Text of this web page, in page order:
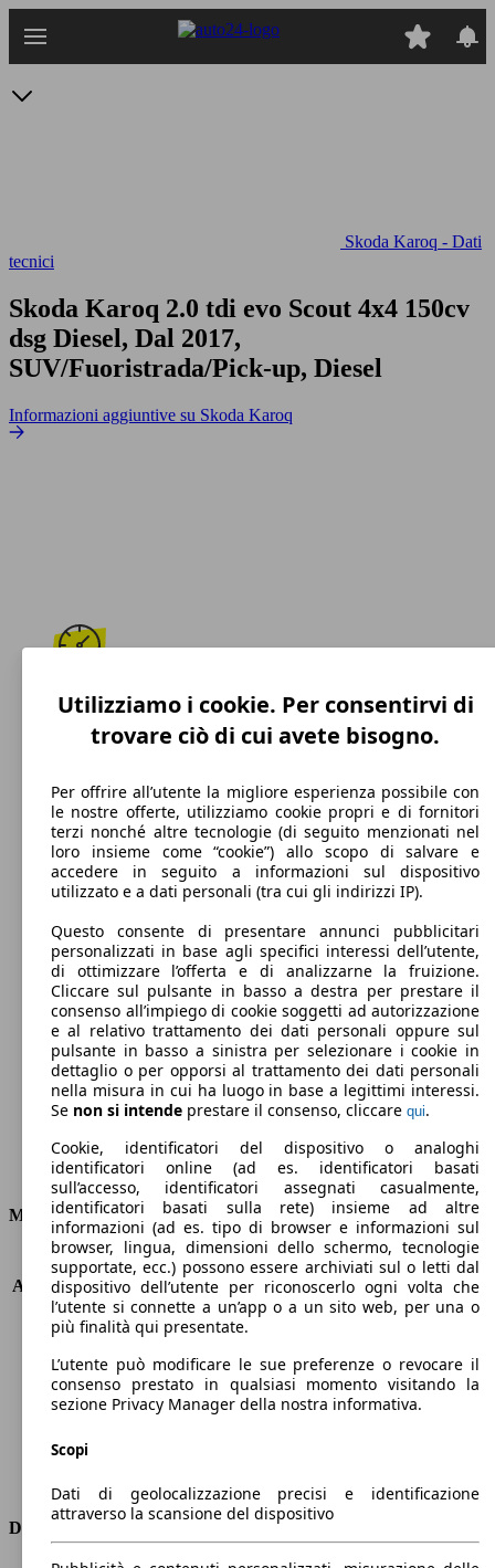
Skoda Karoq - Dati
tecnici
Skoda Karoq 2.0 tdi evo Scout 4x4 150cv
dsg Diesel, Dal 2017,
SUV/Fuoristrada/Pick-up, Diesel
Informazioni aggiuntive su Skoda Karoq
199 km/h
Velocità massima
Diesel
Carburante
123 g/km
Emissioni di CO2 (combinato)*
Consumi
Motore e Prestazioni
KW (PS)
110 kW (150 PS)
Accelerazione (0-100 km/h)
8.7s
Velocità massima (km/h)
199 km/h
Numero di marce
7
Coppia
360 nm
Cilindrata
1968 ccm
Carburante
Diesel
Trasmissione
Dimensioni
Utilizziamo i cookie. Per consentirvi di
trovare ciò di cui avete bisogno.
Per offrire all’utente la migliore esperienza possibile con
le nostre offerte, utilizziamo cookie propri e di fornitori
terzi nonché altre tecnologie (di seguito menzionati nel
loro insieme come “cookie”) allo scopo di salvare e
accedere in seguito a informazioni sul dispositivo
utilizzato e a dati personali (tra cui gli indirizzi IP).
Questo consente di presentare annunci pubblicitari
personalizzati in base agli specifici interessi dell’utente,
di ottimizzare l’offerta e di analizzarne la fruizione.
Cliccare sul pulsante in basso a destra per prestare il
consenso all’impiego di cookie soggetti ad autorizzazione
e al relativo trattamento dei dati personali oppure sul
pulsante in basso a sinistra per selezionare i cookie in
dettaglio o per opporsi al trattamento dei dati personali
nella misura in cui ha luogo in base a legittimi interessi.
Se non si intende prestare il consenso, cliccare qui.
Cookie, identificatori del dispositivo o analoghi
identificatori online (ad es. identificatori basati
sull’accesso, identificatori assegnati casualmente,
identificatori basati sulla rete) insieme ad altre
informazioni (ad es. tipo di browser e informazioni sul
browser, lingua, dimensioni dello schermo, tecnologie
supportate, ecc.) possono essere archiviati sul o letti dal
dispositivo dell’utente per riconoscerlo ogni volta che
l’utente si connette a un’app o a un sito web, per una o
più finalità qui presentate.
L’utente può modificare le sue preferenze o revocare il
consenso prestato in qualsiasi momento visitando la
sezione Privacy Manager della nostra informativa.
Scopi
Dati di geolocalizzazione precisi e identificazione
attraverso la scansione del dispositivo